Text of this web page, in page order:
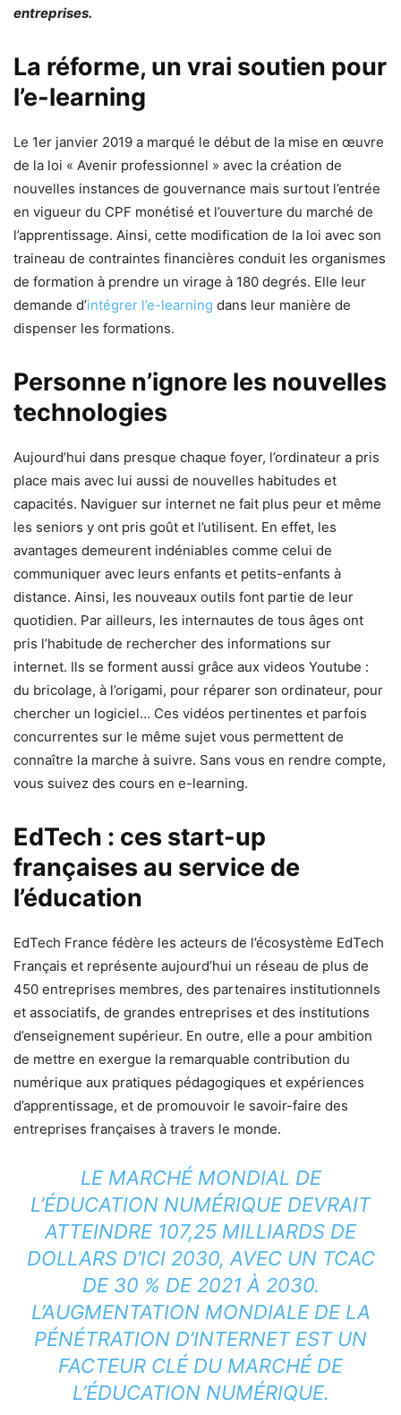
entreprises.
La réforme, un vrai soutien pour
l’e-learning
Le 1er janvier 2019 a marqué le début de la mise en œuvre
de la loi « Avenir professionnel » avec la création de
nouvelles instances de gouvernance mais surtout l’entrée
en vigueur du CPF monétisé et l’ouverture du marché de
l’apprentissage. Ainsi, cette modification de la loi avec son
traineau de contraintes financières conduit les organismes
de formation à prendre un virage à 180 degrés. Elle leur
demande d’intégrer l’e-learning dans leur manière de
dispenser les formations.
Personne n’ignore les nouvelles
technologies
Aujourd’hui dans presque chaque foyer, l’ordinateur a pris
place mais avec lui aussi de nouvelles habitudes et
capacités. Naviguer sur internet ne fait plus peur et même
les seniors y ont pris goût et l’utilisent. En effet, les
avantages demeurent indéniables comme celui de
communiquer avec leurs enfants et petits-enfants à
distance. Ainsi, les nouveaux outils font partie de leur
quotidien. Par ailleurs, les internautes de tous âges ont
pris l’habitude de rechercher des informations sur
internet. Ils se forment aussi grâce aux videos Youtube :
du bricolage, à l’origami, pour réparer son ordinateur, pour
chercher un logiciel… Ces vidéos pertinentes et parfois
concurrentes sur le même sujet vous permettent de
connaître la marche à suivre. Sans vous en rendre compte,
vous suivez des cours en e-learning.
EdTech : ces start-up
françaises au service de
l’éducation
EdTech France fédère les acteurs de l’écosystème EdTech
Français et représente aujourd’hui un réseau de plus de
450 entreprises membres, des partenaires institutionnels
et associatifs, de grandes entreprises et des institutions
d’enseignement supérieur. En outre, elle a pour ambition
de mettre en exergue la remarquable contribution du
numérique aux pratiques pédagogiques et expériences
d’apprentissage, et de promouvoir le savoir-faire des
entreprises françaises à travers le monde.
LE MARCHÉ MONDIAL DE
L’ÉDUCATION NUMÉRIQUE DEVRAIT
ATTEINDRE 107,25 MILLIARDS DE
DOLLARS D’ICI 2030, AVEC UN TCAC
DE 30 % DE 2021 À 2030.
L’AUGMENTATION MONDIALE DE LA
PÉNÉTRATION D’INTERNET EST UN
FACTEUR CLÉ DU MARCHÉ DE
L’ÉDUCATION NUMÉRIQUE.